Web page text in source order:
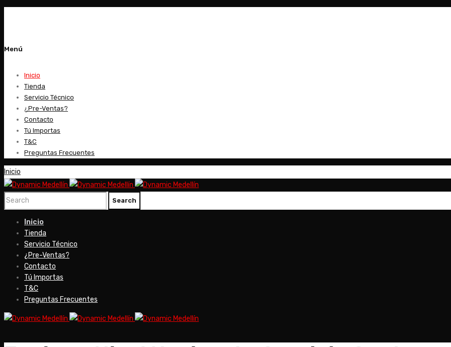
Menú
Inicio
Tienda
Servicio Técnico
¿Pre-Ventas?
Contacto
Tú Importas
T&C
Preguntas Frecuentes
Inicio
Inicio
Tienda
Servicio Técnico
¿Pre-Ventas?
Contacto
Tú Importas
T&C
Preguntas Frecuentes